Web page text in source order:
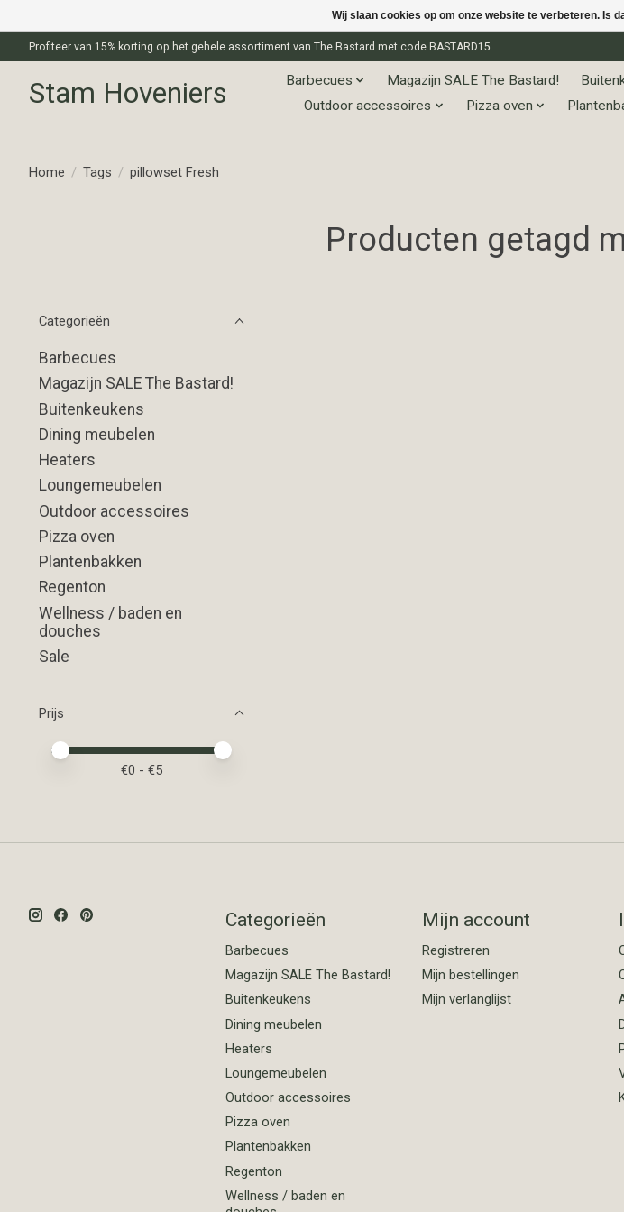
Profiteer van 15% korting op het gehele assortiment van The Bastard met code BASTARD15
Stam Hoveniers Barbecues Magazijn SALE The Bastard!
Outdoor accessoires
Pizza oven
Home / Tags / pillowset Fresh
Producten getagd
Categorieën
Barbecues
Magazijn SALE The Bastard!
Buitenkeukens
Dining meubelen
Heaters
Loungemeubelen
Outdoor accessoires
Pizza oven
Plantenbakken
Regenton
Wellness / baden en
douches
Sale
Prijs
Minimale prijswaarde
Price maximum value
€0 - €5
Categorieën
Barbecues
Magazijn SALE The Bastard!
Buitenkeukens
Dining meubelen
Heaters
Loungemeubelen
Outdoor accessoires
Pizza oven
Plantenbakken
Regenton
Wellness / baden en
Mijn account
Registreren
Mijn bestellingen
Mijn verlanglijst
Wij slaan cookies op om onze website te verbeteren. Is